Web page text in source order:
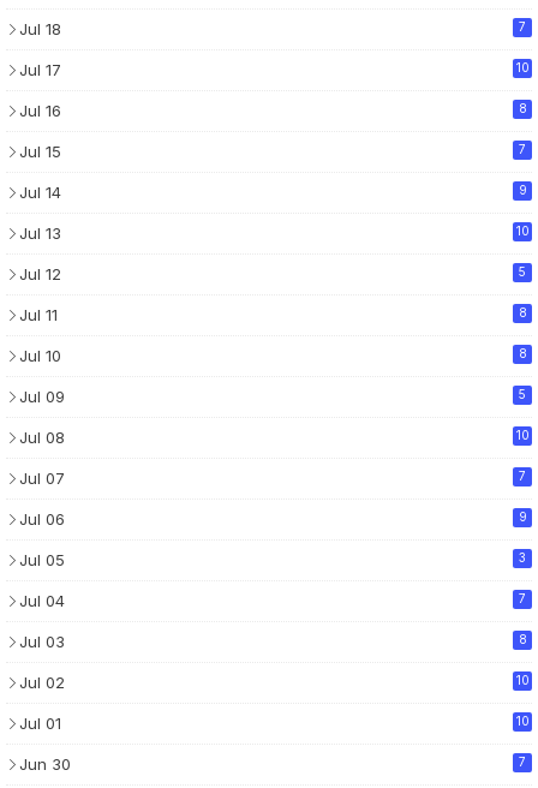
Jul 18 7
Jul 17 10
Jul 16 8
Jul 15 7
Jul 14 9
Jul 13 10
Jul 12 5
Jul 11 8
Jul 10 8
Jul 09 5
Jul 08 10
Jul 07 7
Jul 06 9
Jul 05 3
Jul 04 7
Jul 03 8
Jul 02 10
Jul 01 10
Jun 30 7